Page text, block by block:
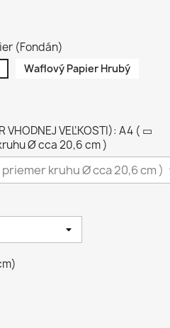
(Fondán)
Waflový Papier Hrubý
VHODNEJ VEĽKOSTI): A4 ( ▭
Ø cca 20,6 cm )